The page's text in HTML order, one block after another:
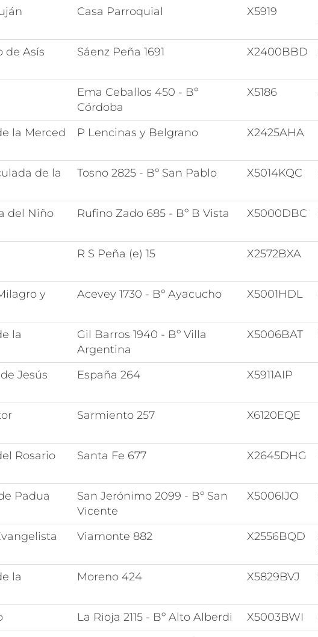
Casa Parroquial X5919
de Asís Sáenz Peña 1691 X2400BBD
Ema Ceballos 450 - Bº
Córdoba
X5186
la Merced P Lencinas y Belgrano X2425AHA
de la
Tosno 2825 - Bº San Pablo X5014KQC
del Niño
Rufino Zado 685 - Bº B Vista X5000DBC
R S Peña (e) 15 X2572BXA
y
Acevey 1730 - Bº Ayacucho X5001HDL
la
Gil Barros 1940 - Bº Villa
Argentina
X5006BAT
Jesús España 264 X5911AIP
Sarmiento 257 X6120EQE
Rosario Santa Fe 677 X2645DHG
Padua
San Jerónimo 2099 - Bº San
Vicente
X5006IJO
Viamonte 882 X2556BQD
la
Moreno 424 X5829BVJ
La Rioja 2115 - Bº Alto Alberdi X5003BWI